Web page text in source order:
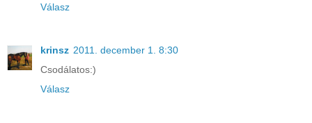
Válasz
krinsz 2011. december 1. 8:30
Csodálatos:)
Válasz